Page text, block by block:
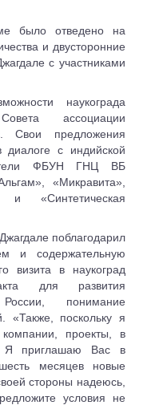
было отведено на
и двусторонние
с участниками
наукограда
ассоциации
предложения
диалоге с индийской
ФБУН ГНЦ ВБ
«Микравита»,
и «Синтетическая
поблагодарил
и содержательную
визита в наукоград
для развития
понимание
«Также, поскольку я
проекты, в
Я приглашаю Вас в
месяцев новые
стороны надеюсь,
условия не